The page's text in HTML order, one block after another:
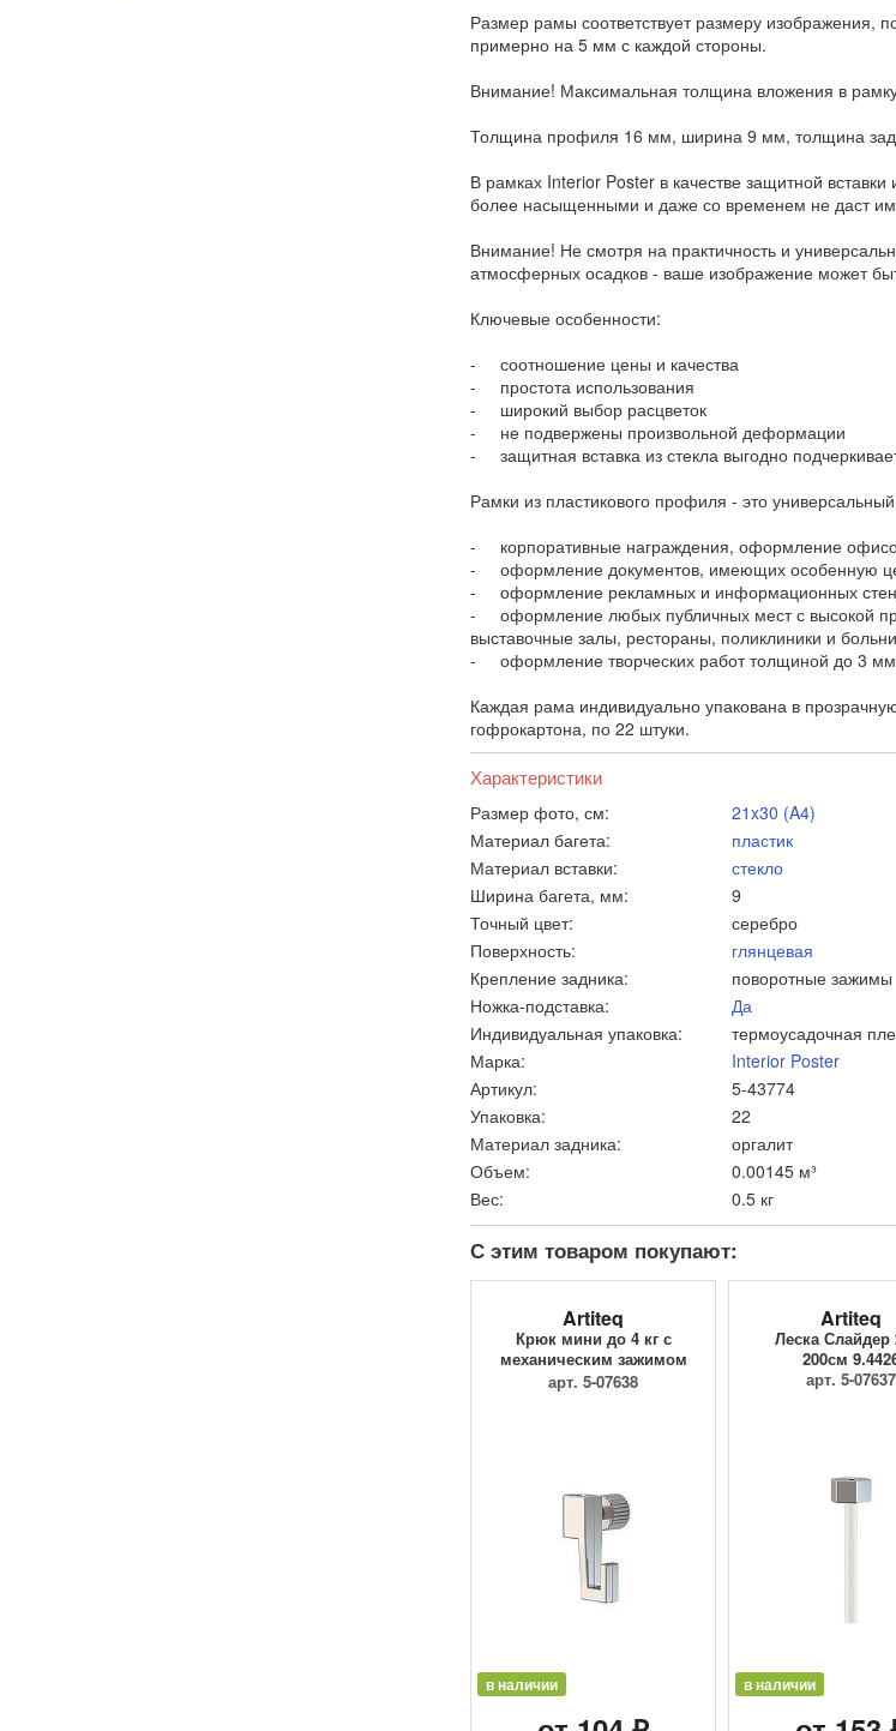
Размер рамы соответствует размеру изображения,
примерно на 5 мм с каждой стороны.
Внимание! Максимальная толщина вложения в
Толщина профиля 16 мм, ширина 9 мм, толщина
В рамках Interior Poster в качестве защитной
более насыщенными и даже со временем не даст им
Внимание! Не смотря на практичность и
атмосферных осадков - ваше изображение может
Ключевые особенности:
- соотношение цены и качества
- простота использования
- широкий выбор расцветок
- не подвержены произвольной деформации
- защитная вставка из стекла выгодно
Рамки из пластикового профиля - это
- корпоративные награждения, оформление
- оформление документов, имеющих особенную
- оформление рекламных и информационных
- оформление любых публичных мест с высокой
выставочные залы, рестораны, поликлиники и
- оформление творческих работ толщиной до 3
Каждая рама индивидуально упакована в
гофрокартона, по 22 штуки.
Характеристики
Размер фото, см:
21x30 (A4)
Материал багета:
пластик
Материал вставки:
стекло
Ширина багета, мм:
9
Точный цвет:
серебро
Поверхность:
глянцевая
Крепление задника:
поворотные зажимы
Ножка-подставка:
Да
Индивидуальная упаковка:
термоусадочная
Марка:
Interior Poster
Артикул:
5-43774
Упаковка:
22
Материал задника:
оргалит
Объем:
0.00145 м³
Вес:
0.5 кг
С этим товаром покупают:
Artiteq
Крюк мини до 4 кг с
механическим зажимом
9.4205
арт. 5-07638
в наличии
Artiteq
Леска
200см
арт. 5-07637
в наличии